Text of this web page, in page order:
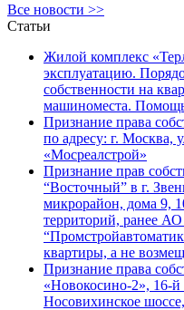
Все новости >>
Статьи
Жилой комплекс
эксплуатацию.
собственности на
машиноместа. Помощь
Признание права
по адресу: г. Москва,
«Мосреалстрой»
Признание прав
“Восточный” в г.
микрорайон, дома 9,
территорий, ранее
квартиры, а не
Признание права
«Новокосино-2», 16-й
Носовихинское